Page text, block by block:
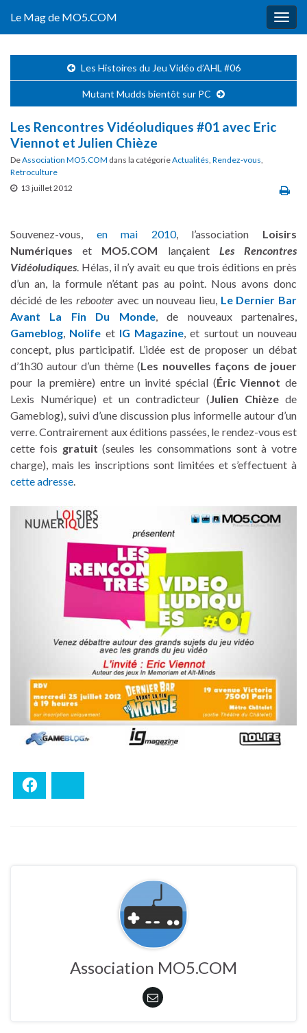
Le Mag de MO5.COM
Les Histoires du Jeu Vidéo d’AHL #06
Mutant Mudds bientôt sur PC
Les Rencontres Vidéoludiques #01 avec Eric
Viennot et Julien Chièze
DeAssociation MO5.COM dans la catégorieActualités, Rendez-vous,
Retroculture
13 juillet 2012
Souvenez-vous, en mai 2010, l’association Loisirs
Numériques et MO5.COM lançaient Les Rencontres
Vidéoludiques. Hélas, il n’y avait eu que trois éditions en près
d’un an, la formule n’étant pas au point. Nous avons donc
décidé de lesrebooter avec un nouveau lieu, Le Dernier Bar
Avant La Fin Du Monde, de nouveaux partenaires,
Gameblog, Nolife et IG Magazine, et surtout un nouveau
concept, plus participatif. L’idée est de proposer un débat
d’1h30 autour d’un thème (Les nouvelles façons de jouer
pour la première) entre un invité spécial (Éric Viennot de
Lexis Numérique) et un contradicteur (Julien Chièze de
Gameblog), suivi d’une discussion plus informelle autour d’un
verre. Contrairement aux éditions passées, le rendez-vous est
cette fois gratuit (seules les consommations sont à votre
charge), mais les inscriptions sont limitées et s’effectuent à
cette adresse.
Association MO5.COM